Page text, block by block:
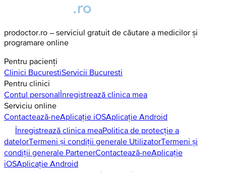
prodoctor.ro – serviciul gratuit de căutare a medicilor și
programare online
Pentru pacienți
Clinici BucurestiServicii Bucuresti
Pentru clinici
Contul personalÎnregistrează clinica mea
Serviciu online
Contactează-neAplicație iOSAplicație Android
Înregistrează clinica meaPolitica de protecție a
datelorTermeni și condiții generale UtilizatorTermeni și
condiții generale PartenerContactează-neAplicație
iOSAplicație Android